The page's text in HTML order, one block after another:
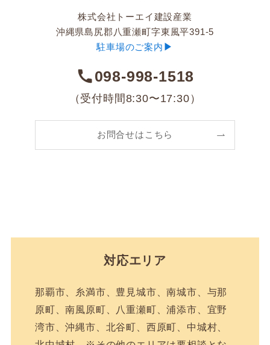
株式会社トーエイ建設産業
沖縄県島尻郡八重瀬町字東風平391-5
駐車場のご案内 ▶︎
098-998-1518
（受付時間8:30〜17:30）
お問合せはこちら
対応エリア
那覇市、糸満市、豊見城市、南城市、与那
原町、南風原町、八重瀬町、浦添市、宜野
湾市、沖縄市、北谷町、西原町、中城村、